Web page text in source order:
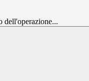
dell'operazione...